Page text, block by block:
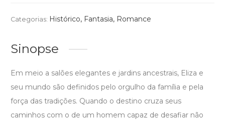
Categorias: Histórico, Fantasia, Romance
Sinopse
Em meio a salões elegantes e jardins ancestrais, Eliza e
seu mundo são definidos pelo orgulho da família e pela
força das tradições. Quando o destino cruza seus
caminhos com o de um homem capaz de desafiar não